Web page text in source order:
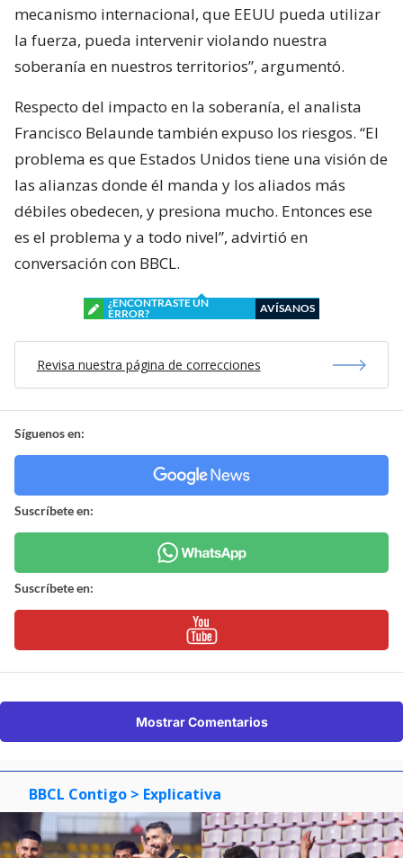
mecanismo internacional, que EEUU pueda utilizar
la fuerza, pueda intervenir violando nuestra
soberanía en nuestros territorios”, argumentó.
Respecto del impacto en la soberanía, el analista
Francisco Belaunde también expuso los riesgos. “El
problema es que Estados Unidos tiene una visión de
las alianzas donde él manda y los aliados más
débiles obedecen, y presiona mucho. Entonces ese
es el problema y a todo nivel”, advirtió en
conversación con BBCL.
¿ENCONTRASTE UN
ERROR?
AVÍSANOS
Revisa nuestra página de correcciones
Síguenos en:
Suscríbete en:
Suscríbete en:
Mostrar Comentarios
BBCL Contigo > Explicativa